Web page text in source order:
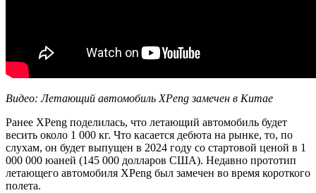
Видео: Летающий автомобиль XPeng замечен в Китае
Ранее XPeng поделилась, что летающий автомобиль будет
весить около 1 000 кг. Что касается дебюта на рынке, то, по
слухам, он будет выпущен в 2024 году со стартовой ценой в 1
000 000 юаней (145 000 долларов США). Недавно прототип
летающего автомобиля XPeng был замечен во время короткого
полета.